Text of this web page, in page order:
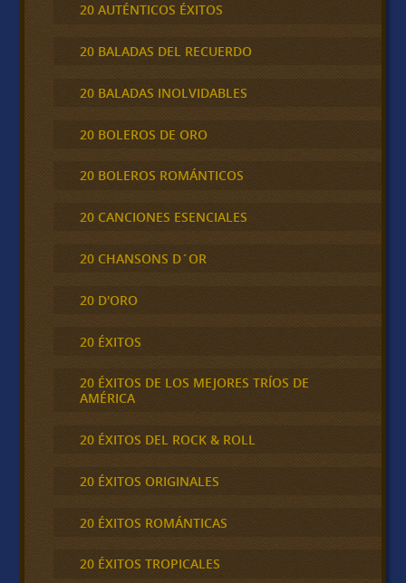
20 AUTÉNTICOS ÉXITOS
20 BALADAS DEL RECUERDO
20 BALADAS INOLVIDABLES
20 BOLEROS DE ORO
20 BOLEROS ROMÁNTICOS
20 CANCIONES ESENCIALES
20 CHANSONS D´OR
20 D'ORO
20 ÉXITOS
20 ÉXITOS DE LOS MEJORES TRÍOS DE
AMÉRICA
20 ÉXITOS DEL ROCK & ROLL
20 ÉXITOS ORIGINALES
20 ÉXITOS ROMÁNTICAS
20 ÉXITOS TROPICALES